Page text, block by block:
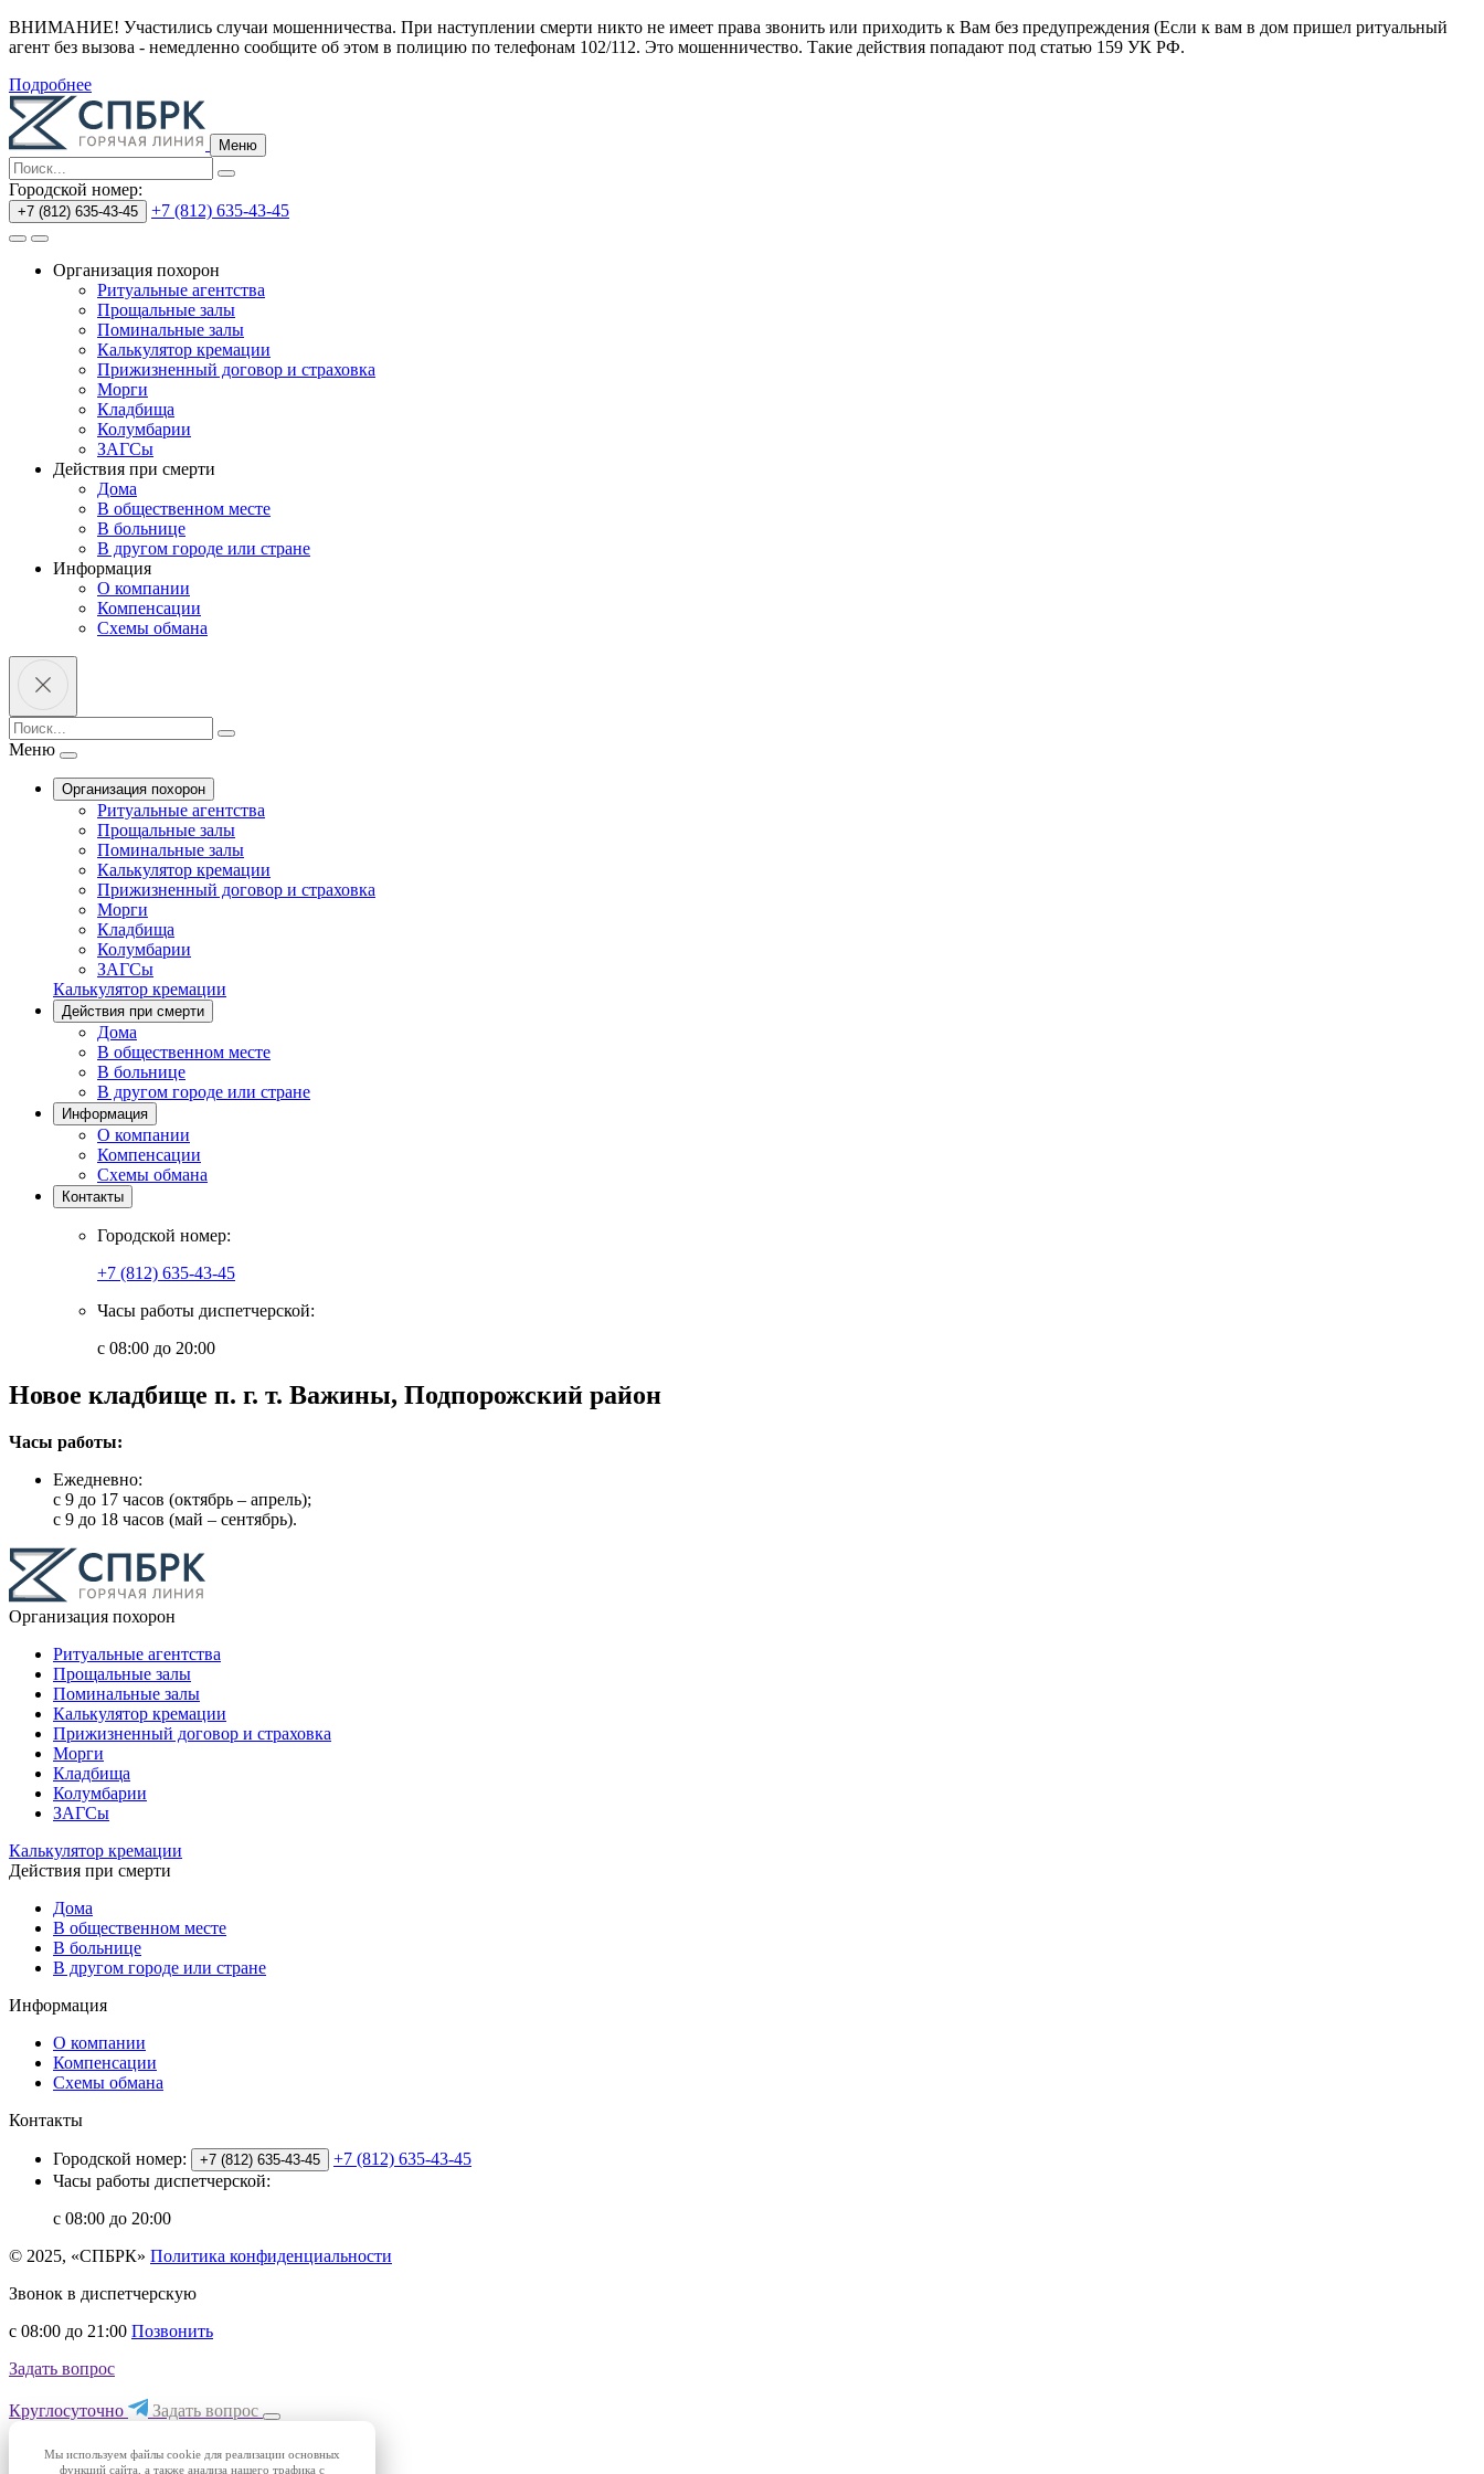
ВНИМАНИЕ! Участились случаи мошенничества. При наступлении смерти никто не имеет права звонить или приходить к Вам без предупреждения (Если к вам в дом пришел ритуальный
агент без вызова - немедленно сообщите об этом в полицию по телефонам 102/112. Это мошенничество. Такие действия попадают под статью 159 УК РФ.
Подробнее
Меню
Городской номер:
+7 (812) 635-43-45 +7 (812) 635-43-45
Организация похорон
Ритуальные агентства
Прощальные залы
Поминальные залы
Калькулятор кремации
Прижизненный договор и страховка
Морги
Кладбища
Колумбарии
ЗАГСы
Действия при смерти
Дома
В общественном месте
В больнице
В другом городе или стране
Информация
О компании
Компенсации
Схемы обмана
Меню
Организация похорон
Ритуальные агентства
Прощальные залы
Поминальные залы
Калькулятор кремации
Прижизненный договор и страховка
Морги
Кладбища
Колумбарии
ЗАГСы
Калькулятор кремации
Действия при смерти
Дома
В общественном месте
В больнице
В другом городе или стране
Информация
О компании
Компенсации
Схемы обмана
Контакты
Городской номер:
+7 (812) 635-43-45
Часы работы диспетчерской:
с 08:00 до 20:00
Новое кладбище п. г. т. Важины, Подпорожский район
Часы работы:
Ежедневно:
с 9 до 17 часов (октябрь – апрель);
с 9 до 18 часов (май – сентябрь).
Организация похорон
Ритуальные агентства
Прощальные залы
Поминальные залы
Калькулятор кремации
Прижизненный договор и страховка
Морги
Кладбища
Колумбарии
ЗАГСы
Калькулятор кремации
Действия при смерти
Дома
В общественном месте
В больнице
В другом городе или стране
Информация
О компании
Компенсации
Схемы обмана
Контакты
Городской номер: +7 (812) 635-43-45
+7 (812) 635-43-45
Часы работы диспетчерской:
с 08:00 до 20:00
© 2025, «СПБРК» Политика конфиденциальности
Звонок в диспетчерскую
с 08:00 до 21:00 Позвонить
Задать вопрос
Круглосуточно Задать вопрос
Мы используем файлы cookie для реализации основных
функций сайта, а также анализа нашего трафика с